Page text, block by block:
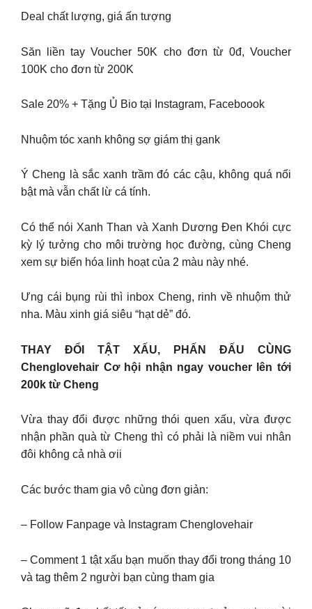
Deal chất lượng, giá ấn tượng
Săn liền tay Voucher 50K cho đơn từ 0đ, Voucher
100K cho đơn từ 200K
Sale 20% + Tặng Ủ Bio tại Instagram, Faceboook
Nhuộm tóc xanh không sợ giám thị gank
Ý Cheng là sắc xanh trầm đó các cậu, không quá nổi
bật mà vẫn chất lừ cá tính.
Có thể nói Xanh Than và Xanh Dương Đen Khói cực
kỳ lý tưởng cho môi trường học đường, cùng Cheng
xem sự biến hóa linh hoạt của 2 màu này nhé.
Ưng cái bụng rùi thì inbox Cheng, rinh về nhuộm thử
nha. Màu xinh giá siêu “hạt dẻ” đó.
THAY ĐỔI TẬT XẤU, PHẤN ĐẤU CÙNG
Chenglovehair Cơ hội nhận ngay voucher lên tới
200k từ Cheng
Vừa thay đổi được những thói quen xấu, vừa được
nhận phần quà từ Cheng thì có phải là niềm vui nhân
đôi không cả nhà ơii
Các bước tham gia vô cùng đơn giản:
– Follow Fanpage và Instagram Chenglovehair
– Comment 1 tật xấu bạn muốn thay đổi trong tháng 10
và tag thêm 2 người bạn cùng tham gia